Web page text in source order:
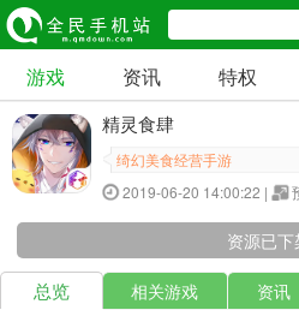
游戏 资讯 特权
精灵食肆
绮幻美食经营手游
2019-06-20 14:00:22 |
资源已下
总览 相关游戏 资讯